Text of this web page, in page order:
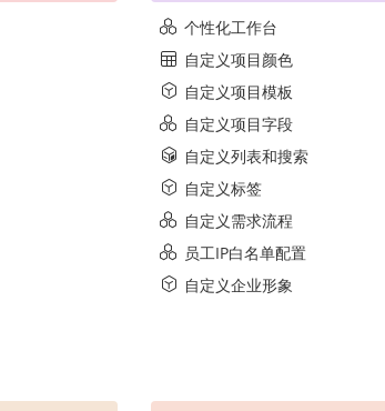
个性化工作台
自定义项目颜色
自定义项目模板
自定义项目字段
自定义列表和搜索
自定义标签
自定义需求流程
员工IP白名单配置
自定义企业形象